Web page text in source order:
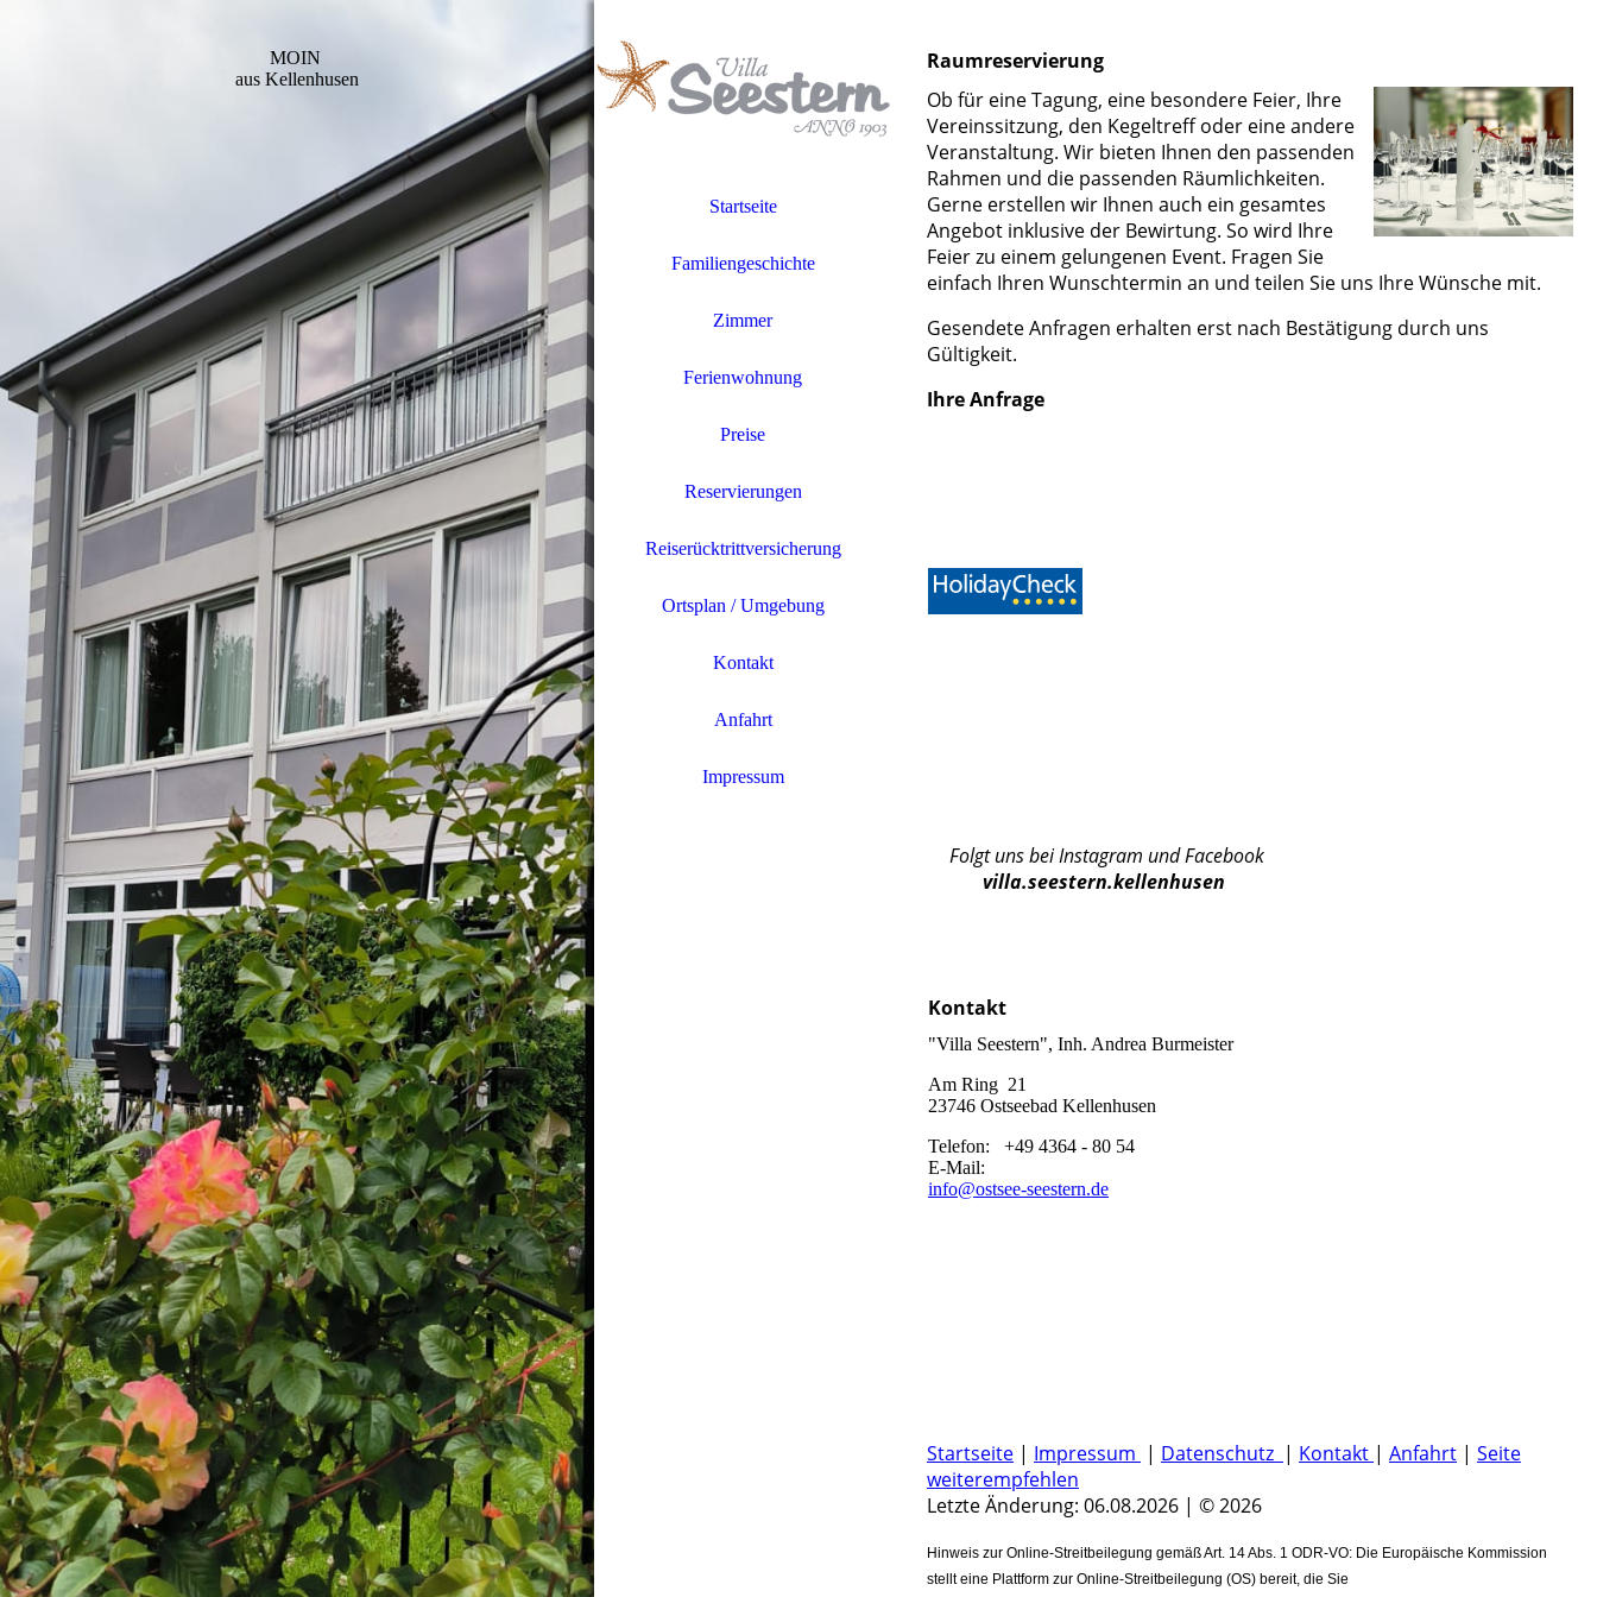
MOIN
aus Kellenhusen
Startseite
Familiengeschichte
Zimmer
Ferienwohnung
Preise
Reservierungen
Reiserücktrittversicherung
Ortsplan / Umgebung
Kontakt
Anfahrt
Impressum
Raumreservierung
Ob für eine Tagung, eine besondere Feier, Ihre
Vereinssitzung, den Kegeltreff oder eine andere
Veranstaltung. Wir bieten Ihnen den passenden
Rahmen und die passenden Räumlichkeiten.
Gerne erstellen wir Ihnen auch ein gesamtes
Angebot inklusive der Bewirtung. So wird Ihre
Feier zu einem gelungenen Event. Fragen Sie
einfach Ihren Wunschtermin an und teilen Sie uns Ihre Wünsche mit.
Gesendete Anfragen erhalten erst nach Bestätigung durch uns
Gültigkeit.
Ihre Anfrage
Folgt uns bei Instagram und Facebook
villa.seestern.kellenhusen
Kontakt
"Villa Seestern", Inh. Andrea Burmeister
Am Ring 21
23746 Ostseebad Kellenhusen
Telefon: +49 4364 - 80 54
E-Mail:
info@ostsee-seestern.de
Startseite | Impressum | Datenschutz | Kontakt | Anfahrt | Seite
weiterempfehlen
Letzte Änderung: 06.08.2026 | © 2026
Hinweis zur Online-Streitbeilegung gemäß Art. 14 Abs. 1 ODR-VO: Die Europäische Kommission
stellt eine Plattform zur Online-Streitbeilegung (OS) bereit, die Sie